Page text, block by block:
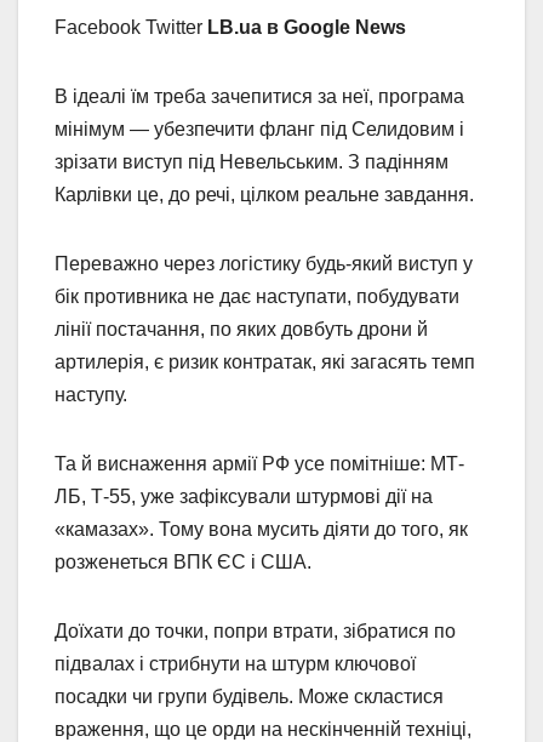
Facebook Twitter LB.ua в Google News
В ідеалі їм треба зачепитися за неї, програма
мінімум — убезпечити фланг під Селидовим і
зрізати виступ під Невельським. З падінням
Карлівки це, до речі, цілком реальне завдання.
Переважно через логістику будь-який виступ у
бік противника не дає наступати, побудувати
лінії постачання, по яких довбуть дрони й
артилерія, є ризик контратак, які загасять темп
наступу.
Та й виснаження армії РФ усе помітніше: МТ-
ЛБ, Т-55, уже зафіксували штурмові дії на
«камазах». Тому вона мусить діяти до того, як
розженеться ВПК ЄС і США.
Доїхати до точки, попри втрати, зібратися по
підвалах і стрибнути на штурм ключової
посадки чи групи будівель. Може скластися
враження, що це орди на нескінченній техніці,